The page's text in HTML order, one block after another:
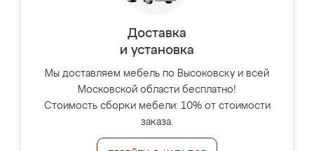
Доставка
и установка
Мы доставляем мебель по Высоковску и всей
Московской области бесплатно!
Стоимость сборки мебели: 10% от стоимости
заказа.